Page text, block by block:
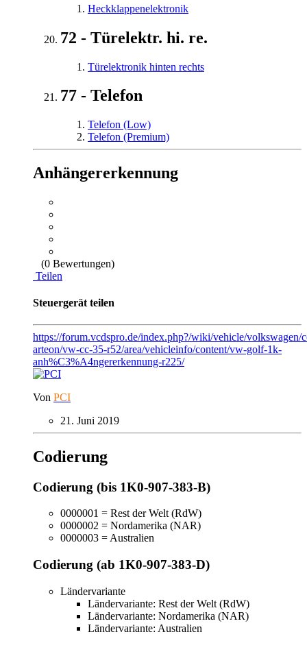
Heckklappenelektronik
72 - Türelektr. hi. re.
Türelektronik hinten rechts
77 - Telefon
Telefon (Low)
Telefon (Premium)
Anhängererkennung
(0 Bewertungen)
Teilen
Steuergerät teilen
https://forum.vcdspro.de/index.php?/wiki/vehicle/volkswagen/
arteon/vw-cc-35-r52/area/vehicleinfo/content/vw-golf-1k-
anh%C3%A4ngererkennung-r225/
Von PCI
21. Juni 2019
Codierung
Codierung (bis 1K0-907-383-B)
0000001 = Rest der Welt (RdW)
0000002 = Nordamerika (NAR)
0000003 = Australien
Codierung (ab 1K0-907-383-D)
Ländervariante
Ländervariante: Rest der Welt (RdW)
Ländervariante: Nordamerika (NAR)
Ländervariante: Australien